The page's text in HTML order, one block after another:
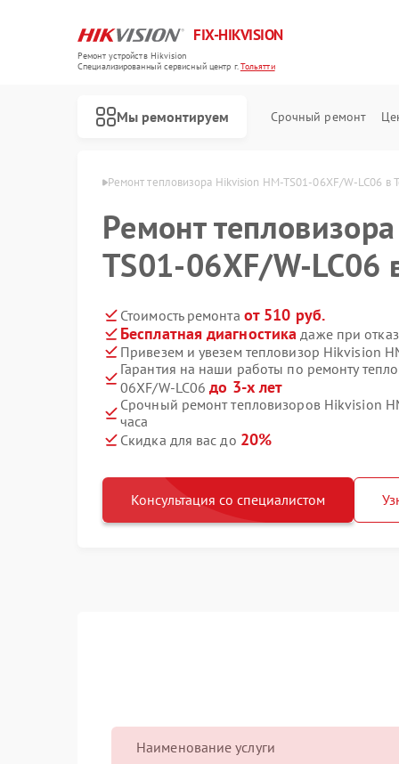
FIX-HIKVISION
Ремонт устройств Hikvision
Специализированный cервисный центр г.Тольятти
Мы ремонтируем Срочный ремонт
Ремонт тепловизора Hikvision HM-TS01-06XF/W-LC06 в
Ремонт
TS01-06XF/W-LC06
Стоимость ремонта от 510 руб.
Бесплатная диагностика даже при
Привезем и увезем тепловизор Hikvision
Гарантия на наши работы по ремонту
06XF/W-LC06до 3-х лет
Срочный ремонт тепловизоров Hikvision
часа
Скидка для вас до 20%
Консультация со специалистом
Наименование услуги